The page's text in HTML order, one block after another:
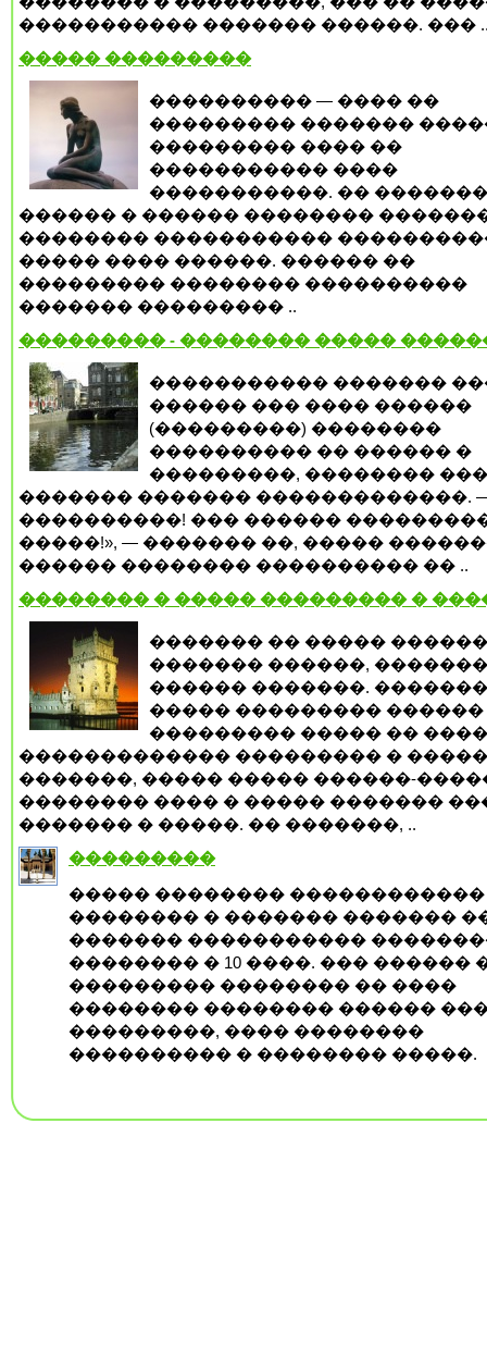
����������� ������� ������. ���
����� ���������
���������� — ���� ��
��������� �������
��������� ���� ��
����������� ����
�����������. ��
������ � ������ ��������
�������� �����������
����� ���� ������. ������ ��
��������� �������� ����������
������� ��������� ..
��������� - �������� �����
����������� �������
������ ��� ���� ������
(���������) ��������
���������� �� ������ �
���������, ��������
������� ������� �������������.
����������! ��� ������
�����!», — ������� ��, �����
������ �������� ���������� �� ..
�������� � ����� ��������� �
������� �� �����
������� ������,
������ �������.
����� ��������� ������
��������� ����� ��
������������� ��������� �
�������, ����� ����� ������-
�������� ���� � ����� �������
������� � �����. �� �������, ..
���������
����� �������� ������������
�������� � ������� �������
������� �����������
�������� � 10 ����. ��� ������
��������� �������� �� ����
�������� �������� ������
���������, ���� ��������
���������� � �������� �����.